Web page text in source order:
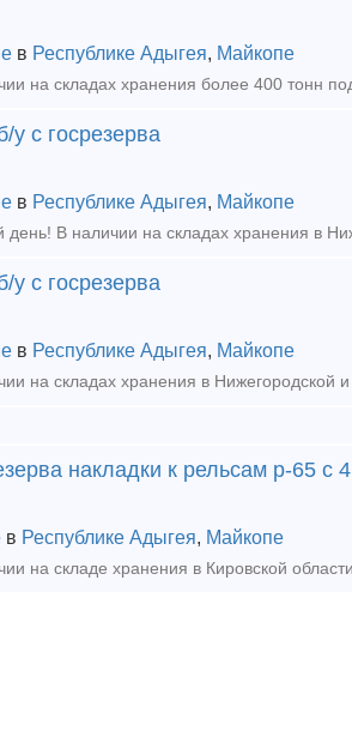
в Республике Адыгея, Майкопе
с госрезерва
в Республике Адыгея, Майкопе
с госрезерва
в Республике Адыгея, Майкопе
накладки к рельсам р-65 с
в Республике Адыгея, Майкопе